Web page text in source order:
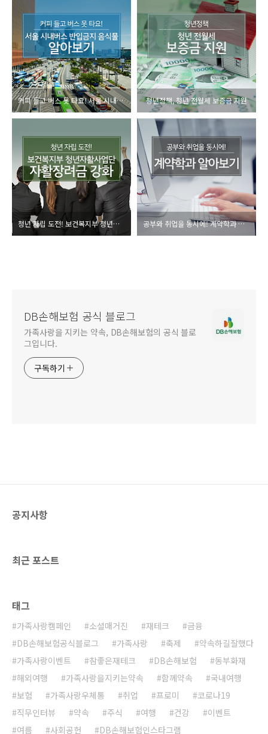
커피 들고 버스 못 타요! 서울 시내버스 반입금지 음식물 알아보기 청년정책, 청년 전월세 보증금 지원
청년 자립 도전! 보건복지부 청년자활사업단 자활장려금 강화 공부와 취업을 동시에! 계약학과 알아보기
DB손해보험 공식 블로그
가족사랑을 지키는 약속, DB손해보험의 공식 블로
그입니다.
구독하기
공지사항
최근 포스트
태그
가족사랑캠페인 소셜매거진 재테크
금융
DB손해보험공식블로그
가족사랑 축제
약속하길잘했다
가족사랑이벤트
참좋은재테크 DB손해보험
동부화재
해외여행
가족사랑을지키는약속 함께약속
국내여행
보험
가족사랑우체통 취업 프로미
코로나19
직무인터뷰
약속 주식 여행 건강
이벤트
여름
사회공헌 DB손해보험인스타그램